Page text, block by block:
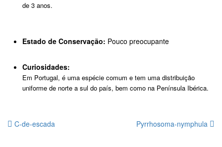
de 3 anos.
Estado de Conservação: Pouco preocupante
Curiosidades:
Em Portugal, é uma espécie comum e tem uma distribuição
uniforme de norte a sul do país, bem como na Península Ibérica.
C-de-escada Pyrrhosoma-nymphula